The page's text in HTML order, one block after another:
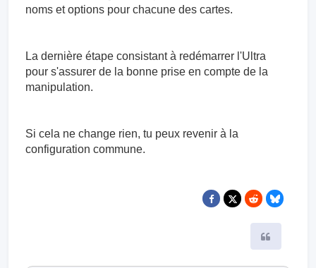
noms et options pour chacune des cartes.
La dernière étape consistant à redémarrer l'Ultra
pour s'assurer de la bonne prise en compte de la
manipulation.
Si cela ne change rien, tu peux revenir à la
configuration commune.